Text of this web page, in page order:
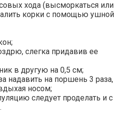
хода (высморкаться или
корки с помощью ушной
слегка придавив ее
в другую на 0,5 см;
надавить на поршень 3 раза,
носом;
следует проделать и с